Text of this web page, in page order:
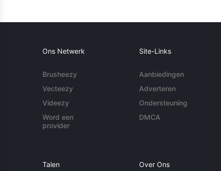
Ons Netwerk
Brusheezy
Vecteezy
Videezy
Word een
provider
Site-Links
Aanbiedingen
Adverteren
Ondersteuning
DMCA
Talen Over Ons